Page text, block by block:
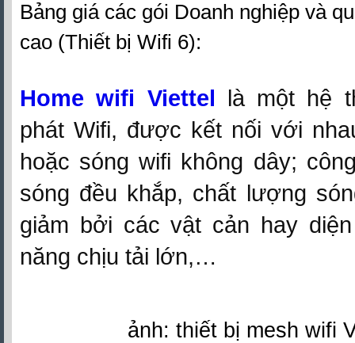
Bảng giá các gói Doanh nghiệp và
cao (Thiết bị Wifi 6):
Home wifi Viettel là một hệ
phát Wifi, được kết nối với
hoặc sóng wifi không dây;
sóng đều khắp, chất lượng
giảm bởi các vật cản hay
năng chịu tải lớn,…
ảnh: thiết bị mesh wifi